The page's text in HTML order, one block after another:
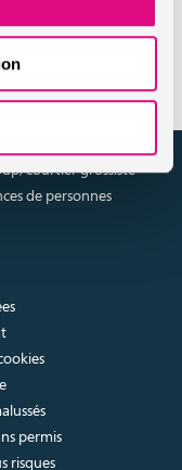
courtier grossiste
de personnes
permis
risques